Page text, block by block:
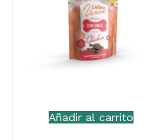
Añadir al carrito